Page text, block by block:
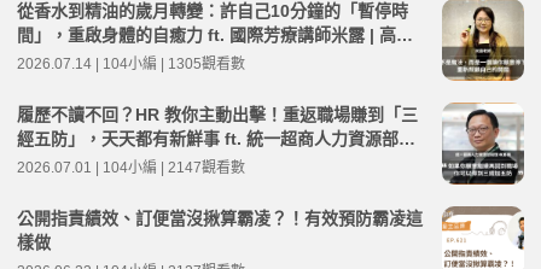
從香水到精油的歲月轉變：許自己10分鐘的「暫停時
間」，重啟身體的自癒力 ft. 國際芳療講師米露 | 高年
級不打烊 x 用 AI 點亮第二人生 EP281
2026.07.14 | 104小編 | 1305觀看數
履歷不讀不回？HR 教你主動出擊！重返職場賺到「三
經五防」，天天都有新鮮事 ft. 統一超商人力資源部經
理 林宸碩 | 高年級不打烊 x 用 AI 點亮第二人生 EP279
2026.07.01 | 104小編 | 2147觀看數
公開指責績效、訂便當沒揪算霸凌？！有效預防霸凌這
樣做